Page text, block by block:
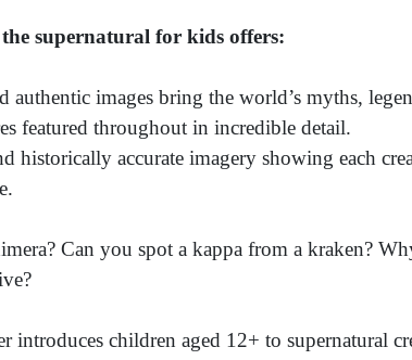
supernatural for kids offers:
authentic images bring the world’s myths,
featured throughout in incredible detail.
historically accurate imagery showing each
Can you spot a kappa from a kraken?
introduces children aged 12+ to supernatural